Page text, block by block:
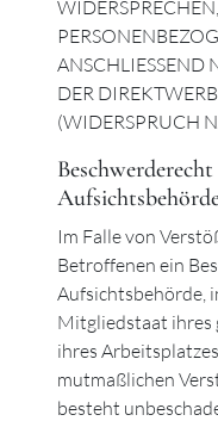
ANSCHLIESSEND
DER
(WIDERSPRUCH
Im Falle von
Betroffenen ein
Aufsichtsbehörde,
Mitgliedstaat ihres
ihres
mutmaßlichen
besteht